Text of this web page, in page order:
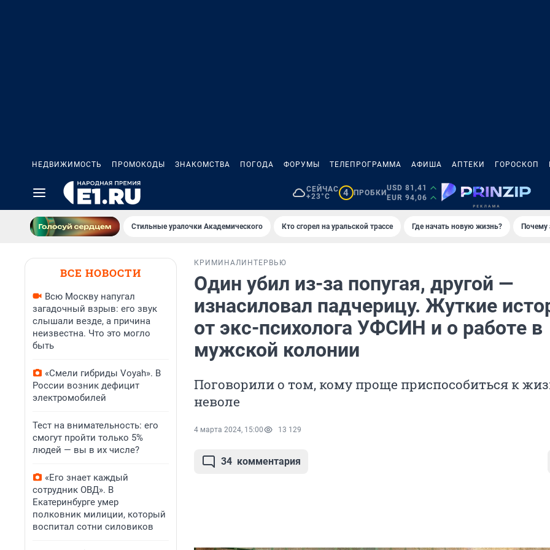
НЕДВИЖИМОСТЬ ПРОМОКОДЫ ЗНАКОМСТВА ПОГОДА ФОРУМЫ ТЕЛЕПРОГРАММА АФИША АПТЕКИ ГОРОСКОП
СЕЙЧАС
+23°C
4 ПРОБКИ
USD 81,41
EUR 94,06
Стильные уралочки Академического Кто сгорел на уральской трассе Где начать новую жизнь? Почему
ВСЕ НОВОСТИ
Всю Москву напугал
загадочный взрыв: его звук
слышали везде, а причина
неизвестна. Что это могло
быть
«Смели гибриды Voyah». В
России возник дефицит
электромобилей
Тест на внимательность: его
смогут пройти только 5%
людей — вы в их числе?
«Его знает каждый
сотрудник ОВД». В
Екатеринбурге умер
полковник милиции, который
воспитал сотни силовиков
КРИМИНАЛ ИНТЕРВЬЮ
Один убил из-за попугая, другой —
изнасиловал падчерицу. Жуткие
от экс-психолога УФСИН и о работe в
мужской колонии
Поговорили о том, кому проще приспособиться к
неволе
4 марта 2024, 15:00 13 129
34 комментария